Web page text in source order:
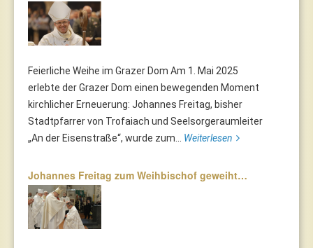
Feierliche Weihe im Grazer Dom Am 1. Mai 2025
erlebte der Grazer Dom einen bewegenden Moment
kirchlicher Erneuerung: Johannes Freitag, bisher
Stadtpfarrer von Trofaiach und Seelsorgeraumleiter
„An der Eisenstraße“, wurde zum... Weiterlesen
Johannes Freitag zum Weihbischof geweiht…